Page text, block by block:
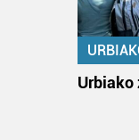
Urbiako